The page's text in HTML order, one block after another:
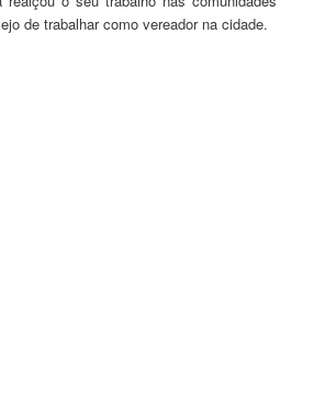
de trabalhar como vereador na cidade.